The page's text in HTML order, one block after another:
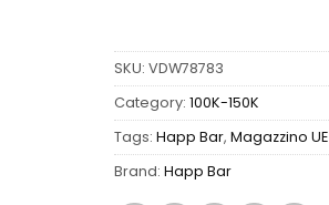
SKU: VDW78783
Category: 100K-150K
Tags: Happ Bar, Magazzino UE
Brand: Happ Bar